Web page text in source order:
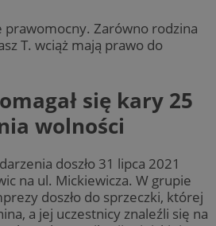
prawomocny. Zarówno rodzina
T. wciąż mają prawo do
się kary 25
wolności
doszło 31 lipca 2021
na ul. Mickiewicza. W grupie
doszło do sprzeczki, której
a jej uczestnicy znaleźli się na